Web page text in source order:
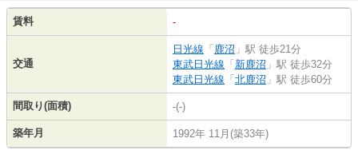
賃料 -
交通
日光線 「 鹿沼 」駅 徒歩21分
東武日光線 「 新鹿沼 」駅 徒歩32分
東武日光線 「 北鹿沼 」駅 徒歩60分
間取り(面積) -(-)
築年月 1992年 11月(築33年)